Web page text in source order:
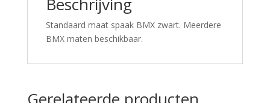
Beschrijving
Standaard maat spaak BMX zwart. Meerdere
BMX maten beschikbaar.